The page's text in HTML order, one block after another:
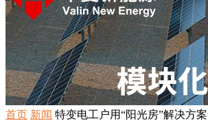
首页 新闻 特变电工户用“阳光房”解决方